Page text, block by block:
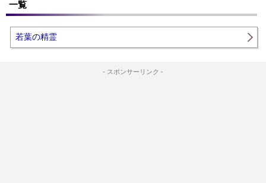
一覧
若葉の精霊
- スポンサーリンク -